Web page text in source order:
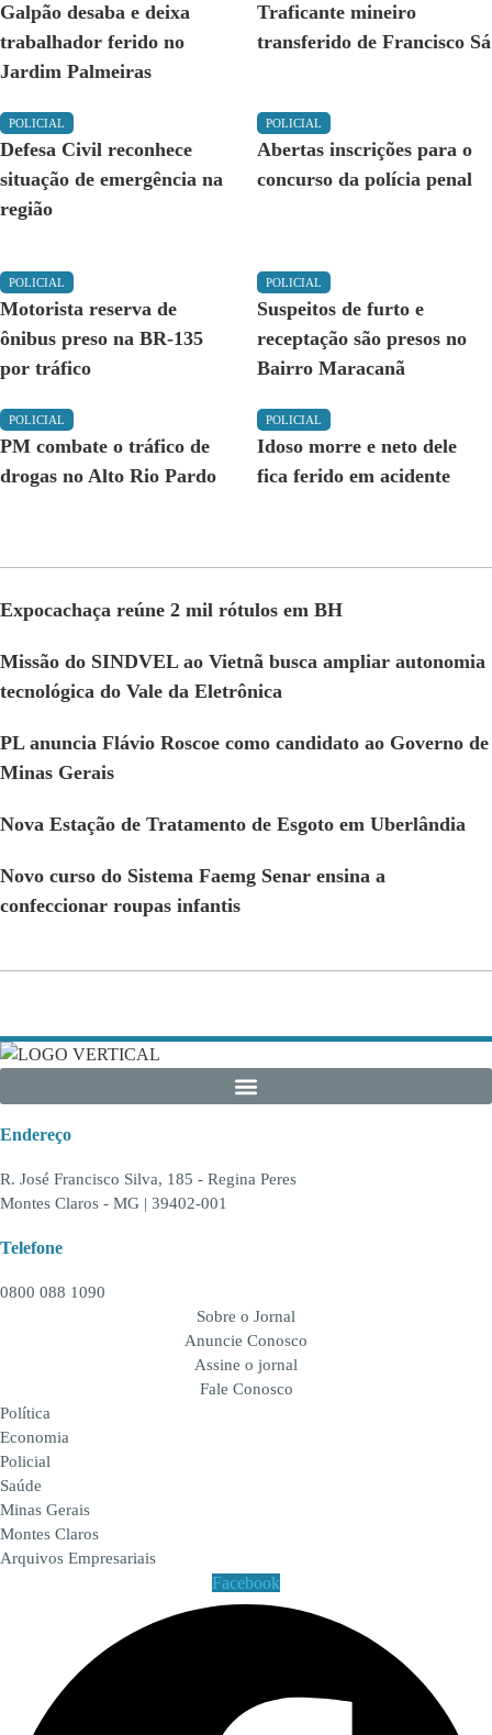
Galpão desaba e deixa
trabalhador ferido no
Jardim Palmeiras
Traficante mineiro
transferido de Francisco Sá
POLICIAL
Defesa Civil reconhece
situação de emergência na
região
POLICIAL
Abertas inscrições para o
concurso da polícia penal
POLICIAL
Motorista reserva de
ônibus preso na BR-135
por tráfico
POLICIAL
Suspeitos de furto e
receptação são presos no
Bairro Maracanã
POLICIAL
PM combate o tráfico de
drogas no Alto Rio Pardo
POLICIAL
Idoso morre e neto dele
fica ferido em acidente
Expocachaça reúne 2 mil rótulos em BH
Missão do SINDVEL ao Vietnã busca ampliar autonomia
tecnológica do Vale da Eletrônica
PL anuncia Flávio Roscoe como candidato ao Governo de
Minas Gerais
Nova Estação de Tratamento de Esgoto em Uberlândia
Novo curso do Sistema Faemg Senar ensina a
confeccionar roupas infantis
Endereço
R. José Francisco Silva, 185 - Regina Peres
Montes Claros - MG | 39402-001
Telefone
0800 088 1090
Sobre o Jornal
Anuncie Conosco
Assine o jornal
Fale Conosco
Política
Economia
Policial
Saúde
Minas Gerais
Montes Claros
Arquivos Empresariais
Facebook